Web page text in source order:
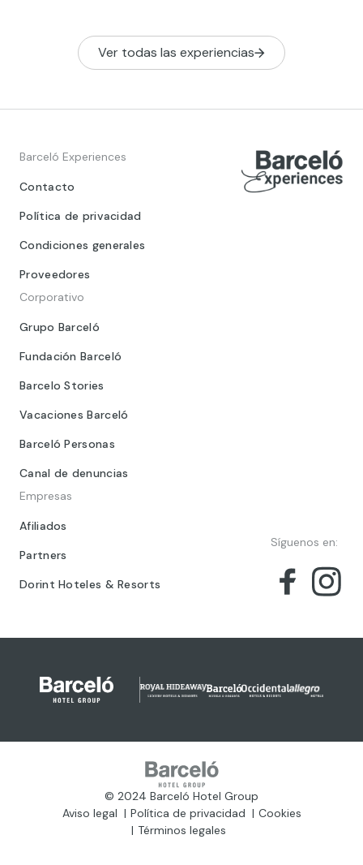
Ver todas las experiencias
Barceló Experiences
Contacto
Política de privacidad
Condiciones generales
Proveedores
Corporativo
Grupo Barceló
Fundación Barceló
Barcelo Stories
Vacaciones Barceló
Barceló Personas
Canal de denuncias
Empresas
Afiliados
Partners
Dorint Hoteles & Resorts
Síguenos en:
© 2024 Barceló Hotel Group
Aviso legal
Política de privacidad
Cookies
Términos legales